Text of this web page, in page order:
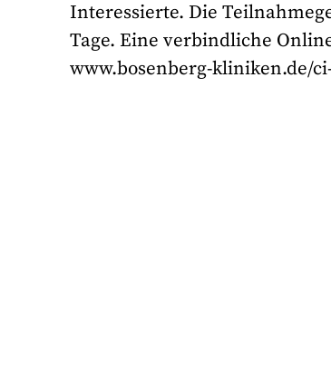
Interessierte. Die
Tage. Eine verbindliche
www.bosenberg-kliniken.de/